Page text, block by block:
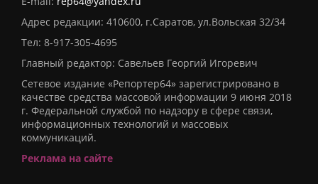
Адрес редакции: 410600, г.Саратов, ул.Вольская 32/34
Тел: 8-917-305-4695
Главный редактор: Савельев Георгий Игоревич
Сетевое издание «Репортер64» зарегистрировано в
качестве средства массовой информации 9 июня 2018
г. Федеральной службой по надзору в сфере связи,
информационных технологий и массовых
коммуникаций.
Реклама на сайте